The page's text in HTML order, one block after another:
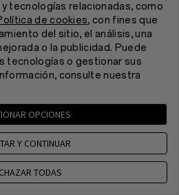
en el presente documento se
de una licencia con
registrada, derechos de autor,
topografías de circuitos
o cualquier otra forma de
de OnePlus o de sus
se reserva
derechos.
con respecto a la Política
OnePlus (OnePlus’s Intellectual
aquí .
tecnologías relacionadas, como
de cookies, con fines que
del sitio, el análisis, una
o la publicidad. Puede
tecnologías o gestionar sus
consulte nuestra
OPCIONES
Y CONTINUAR
TODAS